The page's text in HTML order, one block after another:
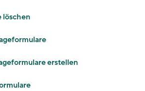
löschen
erstellen